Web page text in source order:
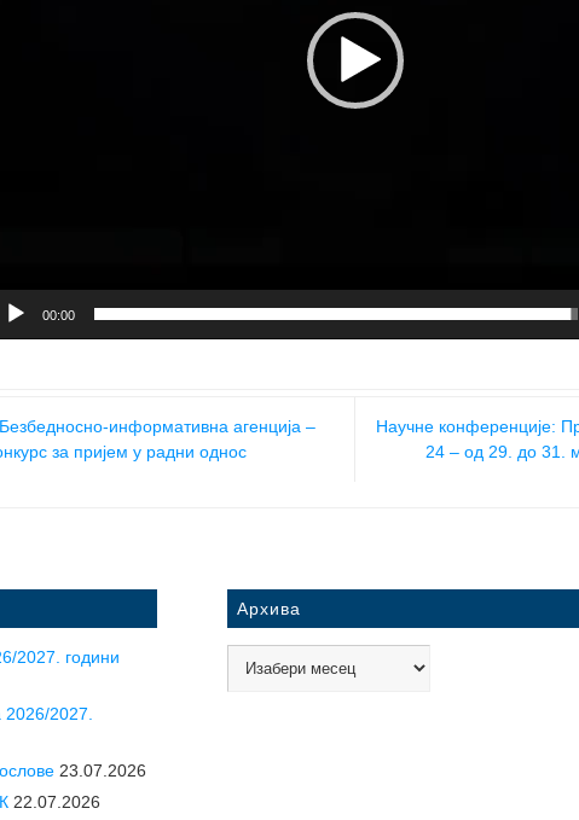
00:00
Безбедносно-информативна агенција –
за пријем у радни однос
Научне конференције:
24 – од 29. до 31.
2027. години
2026/2027.
23.07.2026
22.07.2026
Архива